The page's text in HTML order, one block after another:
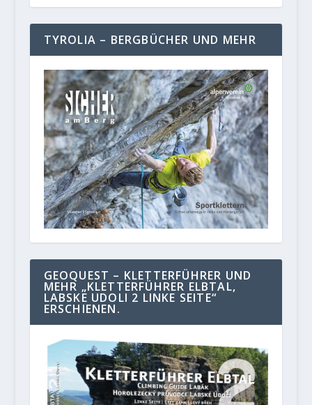
TYROLIA – BERGBÜCHER UND MEHR
GEOQUEST – KLETTERFÜHRER UND
MEHR „KLETTERFÜHRER ELBTAL,
LABSKE UDOLI 2 LINKE SEITE“
ERSCHIENEN.